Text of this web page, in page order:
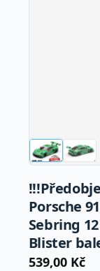
Porsche
Sebring
Blister
539,00 Kč